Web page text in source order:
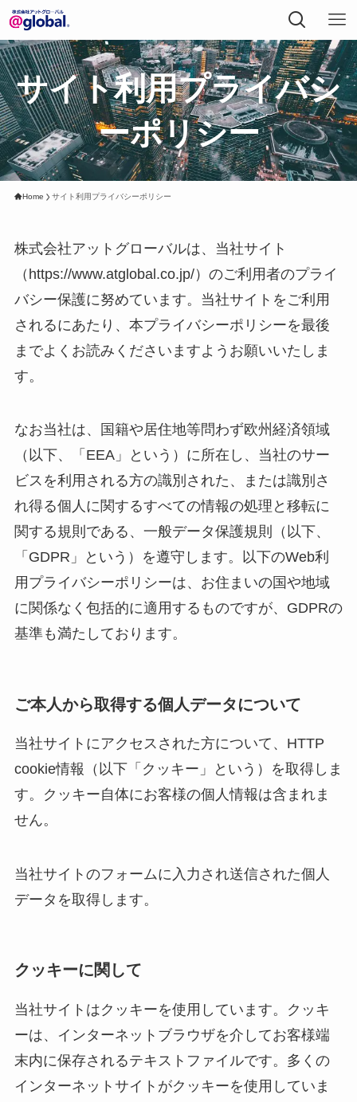
サイト利用プライバシ
ーポリシー
Home サイト利用プライバシーポリシー
株式会社アットグローバルは、当社サイト
（https://www.atglobal.co.jp/）のご利用者のプライ
バシー保護に努めています。当社サイトをご利用
されるにあたり、本プライバシーポリシーを最後
までよくお読みくださいますようお願いいたしま
す。
なお当社は、国籍や居住地等問わず欧州経済領域
（以下、「EEA」という）に所在し、当社のサー
ビスを利用される方の識別された、または識別さ
れ得る個人に関するすべての情報の処理と移転に
関する規則である、一般データ保護規則（以下、
「GDPR」という）を遵守します。以下のWeb利
用プライバシーポリシーは、お住まいの国や地域
に関係なく包括的に適用するものですが、GDPRの
基準も満たしております。
ご本人から取得する個人データについて
当社サイトにアクセスされた方について、HTTP
cookie情報（以下「クッキー」という）を取得しま
す。クッキー自体にお客様の個人情報は含まれま
せん。
当社サイトのフォームに入力され送信された個人
データを取得します。
クッキーに関して
当社サイトはクッキーを使用しています。クッキ
ーは、インターネットブラウザを介してお客様端
末内に保存されるテキストファイルです。多くの
インターネットサイトがクッキーを使用していま